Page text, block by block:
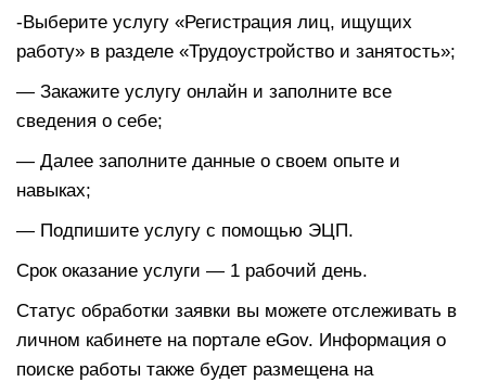
-Выберите услугу «Регистрация лиц, ищущих
работу» в разделе «Трудоустройство и занятость»;
— Закажите услугу онлайн и заполните все
сведения о себе;
— Далее заполните данные о своем опыте и
навыках;
— Подпишите услугу с помощью ЭЦП.
Срок оказание услуги — 1 рабочий день.
Статус обработки заявки вы можете отслеживать в
личном кабинете на портале eGov. Информация о
поиске работы также будет размещена на